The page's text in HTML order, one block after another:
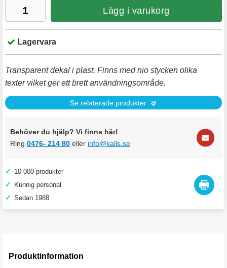
Lägg i varukorg
Lagervara
Transparent dekal i plast. Finns med nio stycken olika
texter vilket ger ett brett användningsområde.
Se relaterade produkter
Behöver du hjälp? Vi finns här!
Ring 0476- 214 80 eller info@kalls.se
✓ 10 000 produkter
✓ Kunnig personal
✓ Sedan 1988
Produktinformation